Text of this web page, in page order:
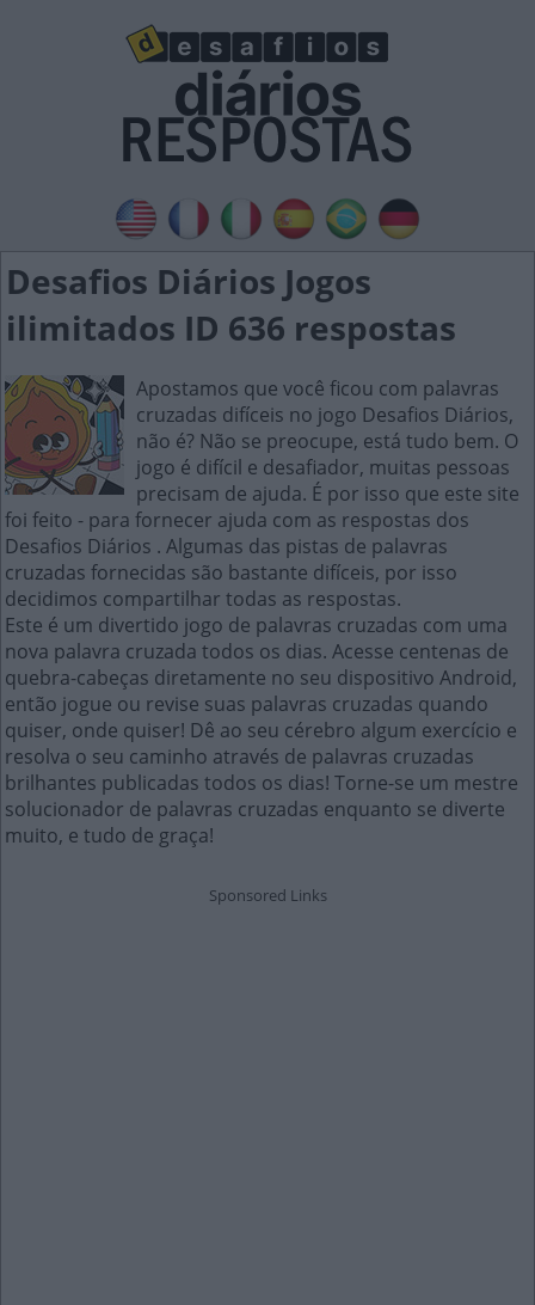
Desafios Diários Jogos
ilimitados ID 636 respostas
Apostamos que você ficou com palavras
cruzadas difíceis no jogo Desafios Diários,
não é? Não se preocupe, está tudo bem. O
jogo é difícil e desafiador, muitas pessoas
precisam de ajuda. É por isso que este site
foi feito - para fornecer ajuda com as respostas dos
Desafios Diários . Algumas das pistas de palavras
cruzadas fornecidas são bastante difíceis, por isso
decidimos compartilhar todas as respostas.
Este é um divertido jogo de palavras cruzadas com uma
nova palavra cruzada todos os dias. Acesse centenas de
quebra-cabeças diretamente no seu dispositivo Android,
então jogue ou revise suas palavras cruzadas quando
quiser, onde quiser! Dê ao seu cérebro algum exercício e
resolva o seu caminho através de palavras cruzadas
brilhantes publicadas todos os dias! Torne-se um mestre
solucionador de palavras cruzadas enquanto se diverte
muito, e tudo de graça!